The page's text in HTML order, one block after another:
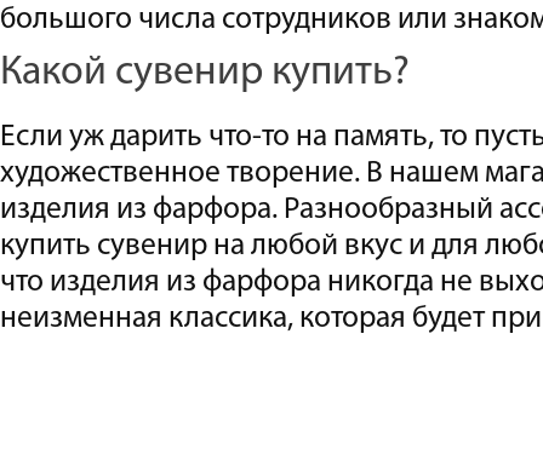
большого числа сотрудников или
Какой сувенир купить?
Если уж дарить что-то на память, то
художественное творение. В нашем
изделия из фарфора. Разнообразный
купить сувенир на любой вкус и для
что изделия из фарфора никогда не
неизменная классика, которая будет